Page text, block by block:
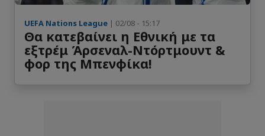
UEFA Nations League | 02/08 - 15:17
Θα κατεβαίνει η Εθνική με τα
εξτρέμ Άρσεναλ-Ντόρτμουντ &
φορ της Μπενφίκα!